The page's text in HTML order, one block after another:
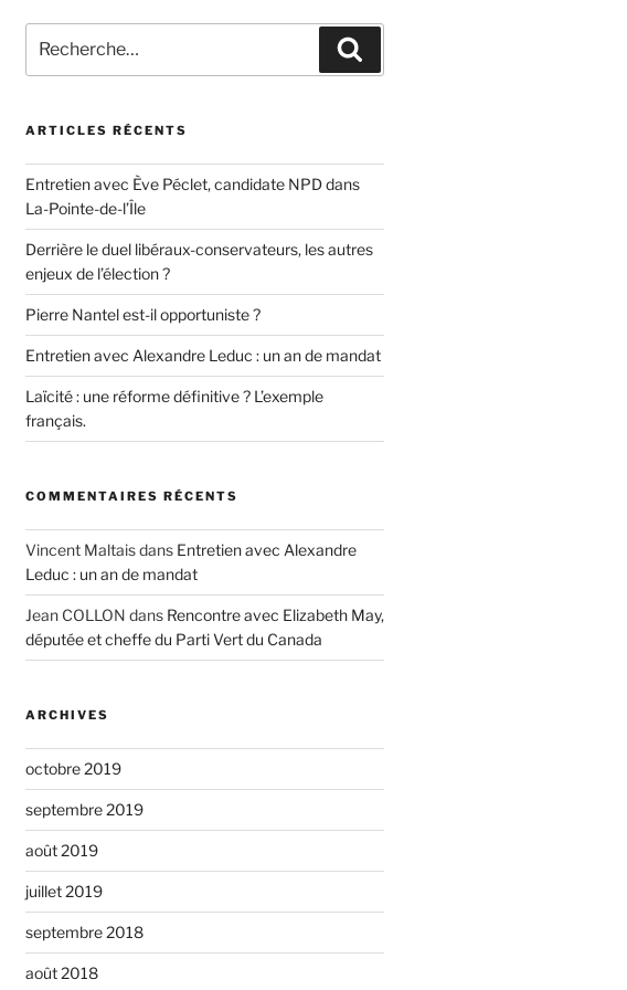
pour
:
ARTICLES RÉCENTS
Entretien avec Ève Péclet, candidate NPD dans
La-Pointe-de-l’Île
Derrière le duel libéraux-conservateurs, les autres
enjeux de l’élection ?
Pierre Nantel est-il opportuniste ?
Entretien avec Alexandre Leduc : un an de mandat
Laïcité : une réforme définitive ? L’exemple
français.
COMMENTAIRES RÉCENTS
Vincent Maltaisdans Entretien avec Alexandre
Leduc : un an de mandat
Jean COLLON dans Rencontre avec Elizabeth May,
députée et cheffe du Parti Vert du Canada
ARCHIVES
octobre 2019
septembre 2019
août 2019
juillet 2019
septembre 2018
août 2018